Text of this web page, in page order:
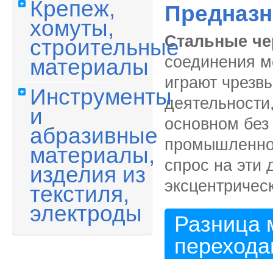
Крепеж,
хомуты,
строительные
материалы
Инструменты
и
абразивные
материалы,
изделия из
текстиля,
электроды
Стальные
соединения
играют
основном
спрос на эти
Разница